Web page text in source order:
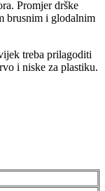
Promjer drške
brusnim i glodalnim
treba prilagoditi
i niske za plastiku.